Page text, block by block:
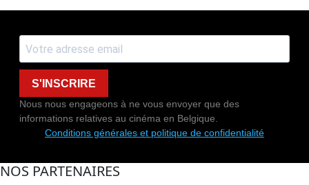
S'INSCRIRE
Nous nous engageons à ne vous envoyer que des
informations relatives au cinéma en Belgique.
Conditions générales et politique de confidentialité
NOS PARTENAIRES